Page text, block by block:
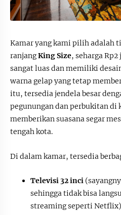
Kamar yang kami pilih adalah
ranjangKing Size, seharga
sangat luas dan memiliki
warna gelap yang tetap
itu, tersedia jendela besar
pegunungan dan perbukitan di
memberikan suasana segar
tengah kota.
Di dalam kamar, tersedia
Televisi 32 inci
sehingga tidak bisa
streaming seperti Netflix)